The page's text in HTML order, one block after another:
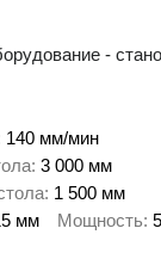
-
140 мм/мин
3 000 мм
1 500 мм
мм Мощность